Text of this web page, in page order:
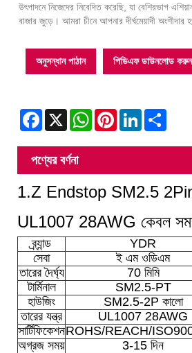
উৎপাদনে নিজেদের নিবেদিত করেছি, যা বেশিরভাগ
বাজার জুড়ে। আমরা চীনে আপনার দীর্ঘমেয়াদী
অনুসন্ধান পাঠান পিডিএফ ডাউনলোড করুন
Facebook
X WhatsAppPinterestLinkedIn
পণ্যের বর্ণনা
1.Z Endstop SM2.5 2Pin
UL1007 28AWG কেবল
ব্র্যান্ড
YDR
সেবা
ই এম ওডিএম
তারের দৈর্ঘ্য
70 মিমি
টার্মিনাল
SM2.5-PT
হাউজিং
SM2.5-2P কালো
তারের যন্ত্র
UL1007 28AWG
সার্টিফিকেশনROHS/REACH/
অগ্রজ সময়
3-15 দিন